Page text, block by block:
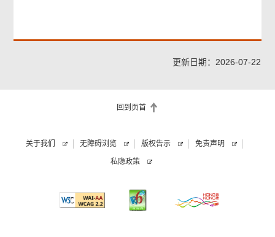
更新日期：2026-07-22
回到页首
关于我们 无障碍浏览 版权告示 免责声明
私隐政策